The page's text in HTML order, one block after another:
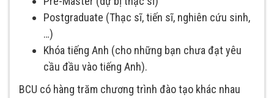
Postgraduate (Thạc sĩ, tiến sĩ, nghiên cứu sinh,
…)
Khóa tiếng Anh (cho những bạn chưa đạt yêu
cầu đầu vào tiếng Anh).
BCU có hàng trăm chương trình đào tạo khác nhau